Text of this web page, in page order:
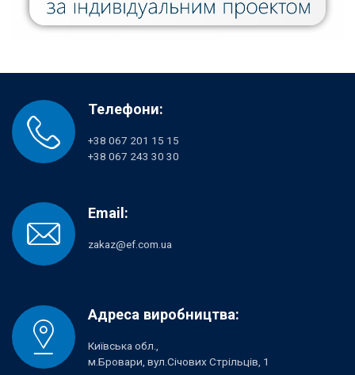
Телефони:
+38 067 201 15 15
+38 067 243 30 30
Email:
zakaz@ef.com.ua
Адреса виробництва:
Київська обл.,
м.Бровари, вул.Січових Стрільців, 1